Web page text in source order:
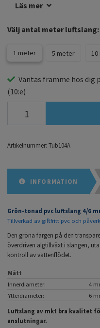
Läs mer
Välj antal meter luftslang:
1 meter 5 meter
Väntas framme hos dig
(10:e)
Artikelnummer: Tub104A
INFORMATION
Grön-tonad pvc luftslang 4/6
Tillverkad av giftfritt pvc och
Den gröna färgen på den
överdriven algtillväxt i slangen,
kontroll av vattenflödet.
Mått
Innerdiameter:
4
Ytterdiameter:
6
Luftslang av mkt bra kvalitet
anslutningar.